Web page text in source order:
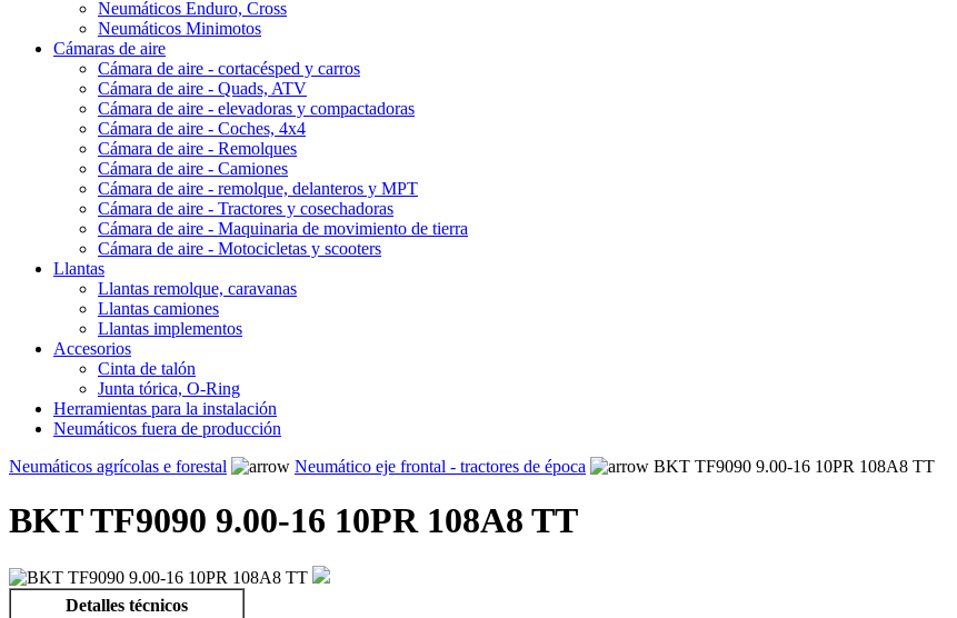
Neumáticos Enduro, Cross
Neumáticos Minimotos
Cámaras de aire
Cámara de aire - cortacésped y carros
Cámara de aire - Quads, ATV
Cámara de aire - elevadoras y compactadoras
Cámara de aire - Coches, 4x4
Cámara de aire - Remolques
Cámara de aire - Camiones
Cámara de aire - remolque, delanteros y MPT
Cámara de aire - Tractores y cosechadoras
Cámara de aire - Maquinaria de movimiento de tierra
Cámara de aire - Motocicletas y scooters
Llantas
Llantas remolque, caravanas
Llantas camiones
Llantas implementos
Accesorios
Cinta de talón
Junta tórica, O-Ring
Herramientas para la instalación
Neumáticos fuera de producción
Neumáticos agrícolas e forestal
Neumático eje frontal - tractores de época BKT TF9090 9.00-16 10PR 108A8 TT
BKT TF9090 9.00-16 10PR 108A8 TT
Detalles técnicos